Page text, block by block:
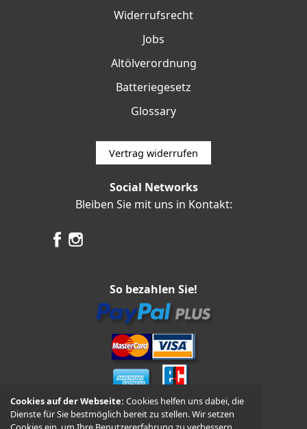
Cookies auf der Webseite:Cookies helfen uns dabei, die
Dienste für Sie bestmöglich bereit zu stellen. Wir setzen
Widerrufsrecht
Jobs
Altölverordnung
Batteriegesetz
Glossary
Vertrag widerrufen
Social Networks
Bleiben Sie mit uns in Kontakt:
So bezahlen Sie!
Vorkasse und Nachnahme